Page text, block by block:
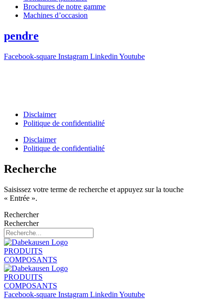
Brochures de notre gamme
Machines d’occasion
pendre
Facebook-square Instagram Linkedin Youtube
Disclaimer
Politique de confidentialité
Disclaimer
Politique de confidentialité
Recherche
Saisissez votre terme de recherche et appuyez sur la touche
« Entrée ».
Rechercher
Rechercher
PRODUITS
COMPOSANTS
PRODUITS
COMPOSANTS
Facebook-square Instagram Linkedin Youtube